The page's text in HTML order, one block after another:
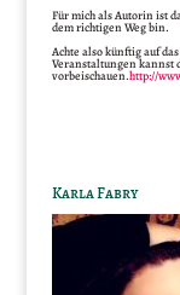
Für mich als Autorin ist
dem richtigen Weg bin.
Achte also künftig auf
Veranstaltungen kannst
vorbeischauen.http://
Karla Fabry